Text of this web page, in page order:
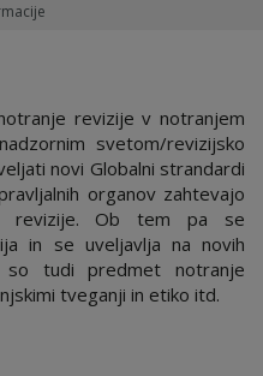
revizije v notranjem
svetom/revizijsko
novi Globalni strandardi
organov zahtevajo
revizije. Ob tem pa se
in se uveljavlja na novih
so tudi predmet notranje
tveganji in etiko itd.